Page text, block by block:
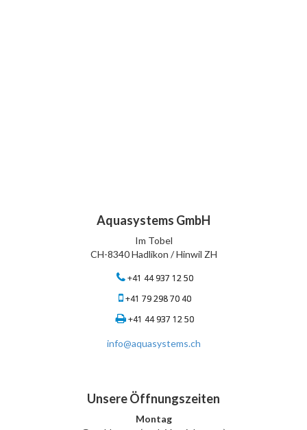
Aquasystems GmbH
Im Tobel
CH-8340 Hadlikon / Hinwil ZH
+41 44 937 12 50
+41 79 298 70 40
+41 44 937 12 50
info@aquasystems.ch
Unsere Öffnungszeiten
Montag